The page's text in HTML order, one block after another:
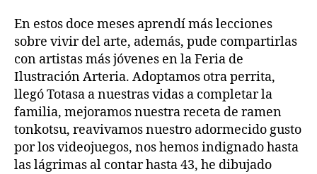
En estos doce meses aprendí más lecciones
sobre vivir del arte, además, pude compartirlas
con artistas más jóvenes en la Feria de
Ilustración Arteria. Adoptamos otra perrita,
llegó Totasa a nuestras vidas a completar la
familia, mejoramos nuestra receta de ramen
tonkotsu, reavivamos nuestro adormecido gusto
por los videojuegos, nos hemos indignado hasta
las lágrimas al contar hasta 43, he dibujado